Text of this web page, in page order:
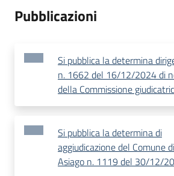
Pubblicazioni
Si pubblica la determina
n. 1662 del 16/12/2024 di
della Commissione
Si pubblica la determina di
aggiudicazione del Comune di
Asiago n. 1119 del 30/12/